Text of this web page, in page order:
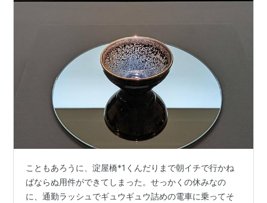
こともあろうに、淀屋橋*1くんだりまで朝イチで行かね
ばならぬ用件ができてしまった。せっかくの休みなの
に、通勤ラッシュでギュウギュウ詰めの電車に乗ってそ